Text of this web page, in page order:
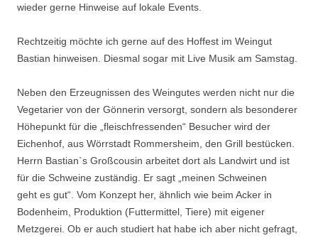
wieder gerne Hinweise auf lokale Events.
Rechtzeitig möchte ich gerne auf des Hoffest im Weingut
Bastian hinweisen. Diesmal sogar mit Live Musik am Samstag.
Neben den Erzeugnissen des Weingutes werden nicht nur die
Vegetarier von der Gönnerin versorgt, sondern als besonderer
Höhepunkt für die „fleischfressenden“ Besucher wird der
Eichenhof, aus Wörrstadt Rommersheim, den Grill bestücken.
Herrn Bastian`s Großcousin arbeitet dort als Landwirt und ist
für die Schweine zuständig. Er sagt „meinen Schweinen
geht es gut“. Vom Konzept her, ähnlich wie beim Acker in
Bodenheim, Produktion (Futtermittel, Tiere) mit eigener
Metzgerei. Ob er auch studiert hat habe ich aber nicht gefragt,